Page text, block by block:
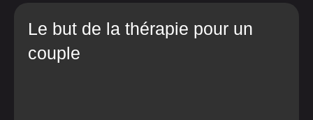
Le but de la thérapie pour un
couple